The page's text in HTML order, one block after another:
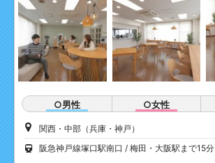
○男性 ○女性
関西・中部（兵庫・神戸）
阪急神戸線塚口駅南口
梅田・大阪駅まで15分